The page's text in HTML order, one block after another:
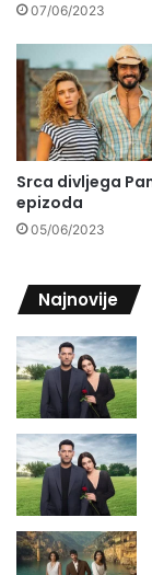
07/06/2023
Srca divljega
epizoda
05/06/2023
Najnovije